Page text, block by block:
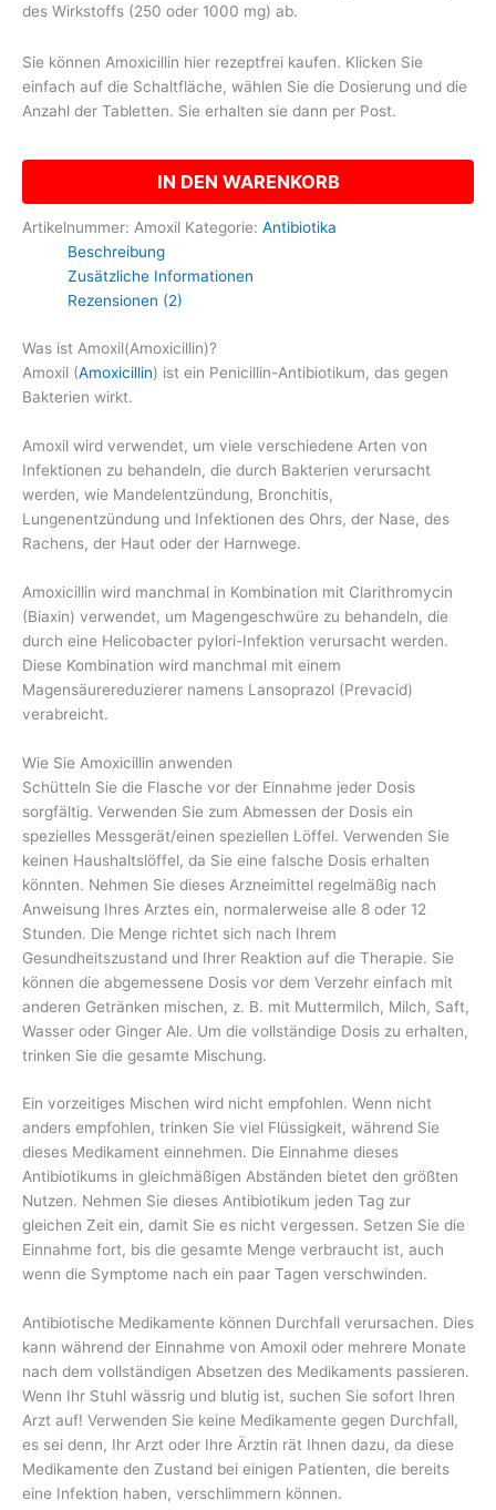
des Wirkstoffs (250 oder 1000 mg) ab.
Sie können Amoxicillin hier rezeptfrei kaufen. Klicken Sie
einfach auf die Schaltfläche, wählen Sie die Dosierung und die
Anzahl der Tabletten. Sie erhalten sie dann per Post.
IN DEN WARENKORB
Artikelnummer: Amoxil Kategorie: Antibiotika
Beschreibung
Zusätzliche Informationen
Rezensionen (2)
Was ist Amoxil(Amoxicillin)?
Amoxil (Amoxicillin) ist ein Penicillin-Antibiotikum, das gegen
Bakterien wirkt.
Amoxil wird verwendet, um viele verschiedene Arten von
Infektionen zu behandeln, die durch Bakterien verursacht
werden, wie Mandelentzündung, Bronchitis,
Lungenentzündung und Infektionen des Ohrs, der Nase, des
Rachens, der Haut oder der Harnwege.
Amoxicillin wird manchmal in Kombination mit Clarithromycin
(Biaxin) verwendet, um Magengeschwüre zu behandeln, die
durch eine Helicobacter pylori-Infektion verursacht werden.
Diese Kombination wird manchmal mit einem
Magensäurereduzierer namens Lansoprazol (Prevacid)
verabreicht.
Wie Sie Amoxicillin anwenden
Schütteln Sie die Flasche vor der Einnahme jeder Dosis
sorgfältig. Verwenden Sie zum Abmessen der Dosis ein
spezielles Messgerät/einen speziellen Löffel. Verwenden Sie
keinen Haushaltslöffel, da Sie eine falsche Dosis erhalten
könnten. Nehmen Sie dieses Arzneimittel regelmäßig nach
Anweisung Ihres Arztes ein, normalerweise alle 8 oder 12
Stunden. Die Menge richtet sich nach Ihrem
Gesundheitszustand und Ihrer Reaktion auf die Therapie. Sie
können die abgemessene Dosis vor dem Verzehr einfach mit
anderen Getränken mischen, z. B. mit Muttermilch, Milch, Saft,
Wasser oder Ginger Ale. Um die vollständige Dosis zu erhalten,
trinken Sie die gesamte Mischung.
Ein vorzeitiges Mischen wird nicht empfohlen. Wenn nicht
anders empfohlen, trinken Sie viel Flüssigkeit, während Sie
dieses Medikament einnehmen. Die Einnahme dieses
Antibiotikums in gleichmäßigen Abständen bietet den größten
Nutzen. Nehmen Sie dieses Antibiotikum jeden Tag zur
gleichen Zeit ein, damit Sie es nicht vergessen. Setzen Sie die
Einnahme fort, bis die gesamte Menge verbraucht ist, auch
wenn die Symptome nach ein paar Tagen verschwinden.
Antibiotische Medikamente können Durchfall verursachen. Dies
kann während der Einnahme von Amoxil oder mehrere Monate
nach dem vollständigen Absetzen des Medikaments passieren.
Wenn Ihr Stuhl wässrig und blutig ist, suchen Sie sofort Ihren
Arzt auf! Verwenden Sie keine Medikamente gegen Durchfall,
es sei denn, Ihr Arzt oder Ihre Ärztin rät Ihnen dazu, da diese
Medikamente den Zustand bei einigen Patienten, die bereits
eine Infektion haben, verschlimmern können.